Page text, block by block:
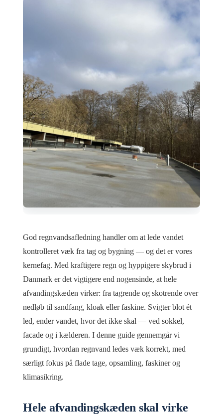
God regnvandsafledning handler om at lede vandet
kontrolleret væk fra tag og bygning — og det er vores
kernefag. Med kraftigere regn og hyppigere skybrud i
Danmark er det vigtigere end nogensinde, at hele
afvandingskæden virker: fra tagrende og skotrende over
nedløb til sandfang, kloak eller faskine. Svigter blot ét
led, ender vandet, hvor det ikke skal — ved sokkel,
facade og i kælderen. I denne guide gennemgår vi
grundigt, hvordan regnvand ledes væk korrekt, med
særligt fokus på flade tage, opsamling, faskiner og
klimasikring.
Hele afvandingskæden skal virke